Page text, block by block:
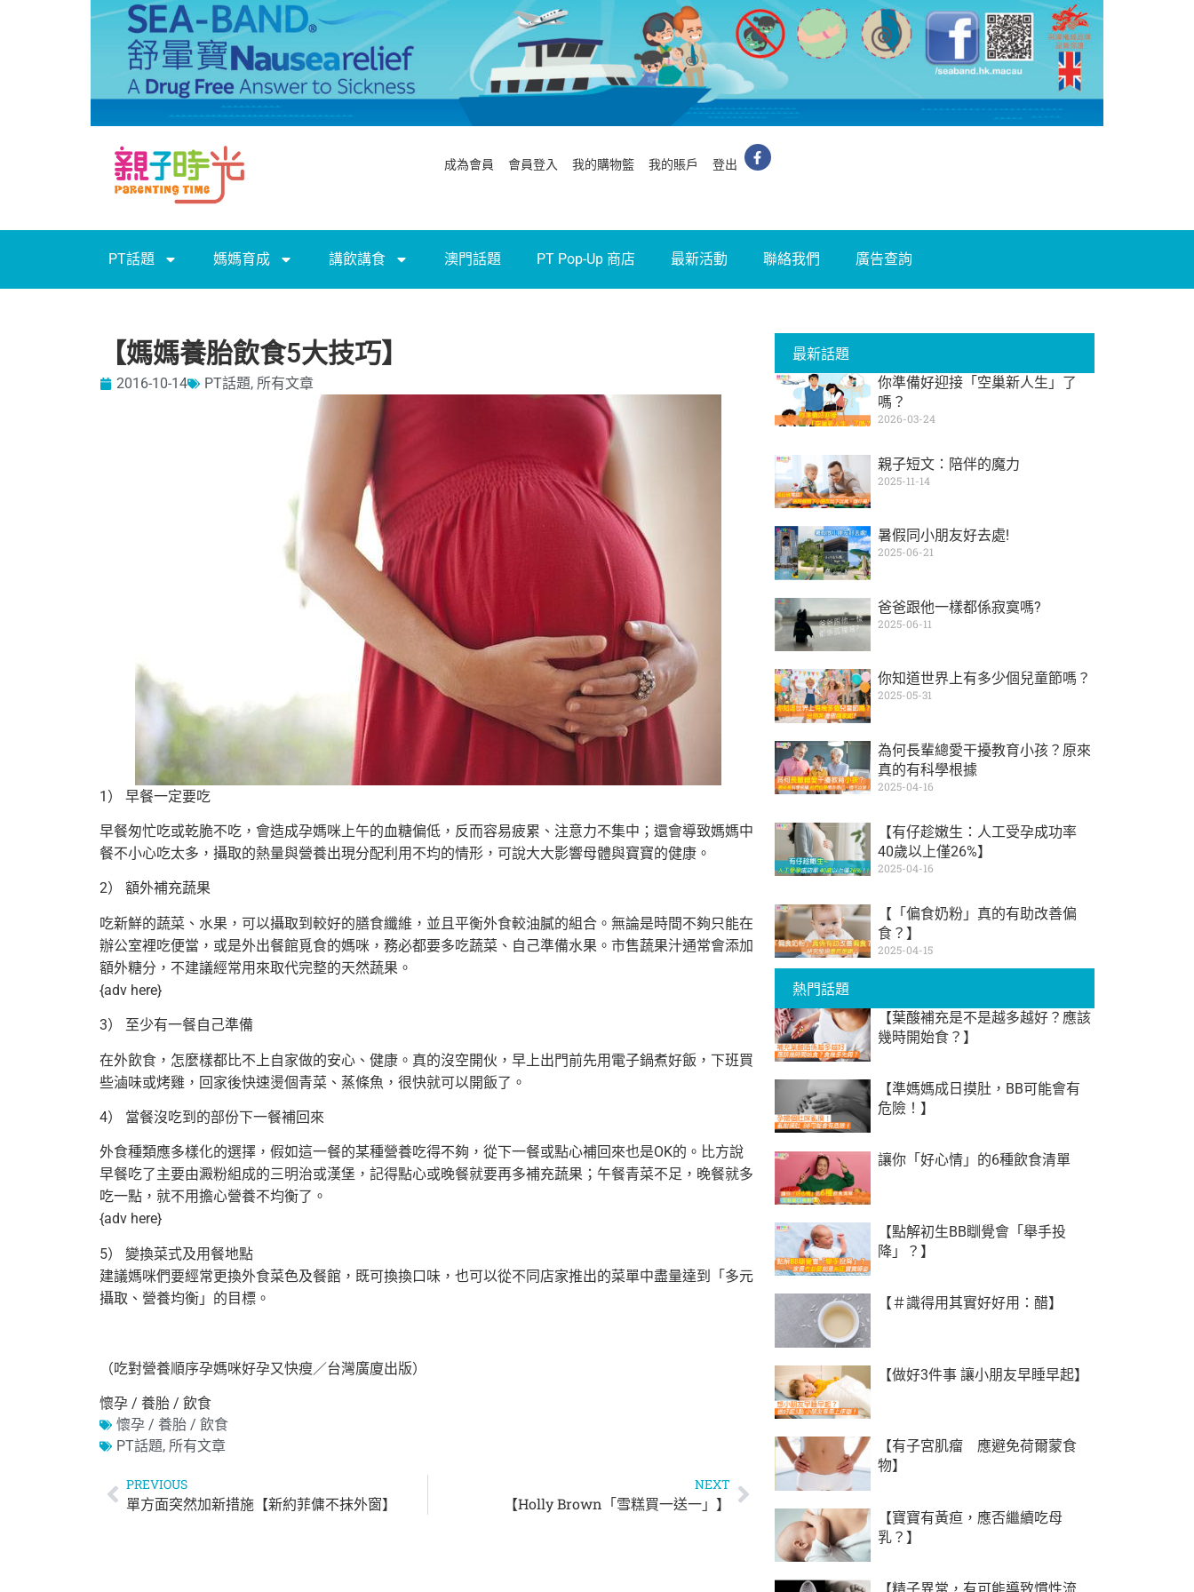
成為會員 會員登入 我的購物籃 我的賬戶 登出
PT話題 媽媽育成 講飲講食 澳門話題 PT Pop-Up 商店 最新活動 聯絡我們 廣告查詢
【媽媽養胎飲食5大技巧】
2016-10-14 PT話題, 所有文章
1） 早餐一定要吃
早餐匆忙吃或乾脆不吃，會造成孕媽咪上午的血糖偏低，反而容易疲累、注意力不集中；還會導致媽媽中
餐不小心吃太多，攝取的熱量與營養出現分配利用不均的情形，可說大大影響母體與寶寶的健康。
2） 額外補充蔬果
吃新鮮的蔬菜、水果，可以攝取到較好的膳食纖維，並且平衡外食較油膩的組合。無論是時間不夠只能在
辦公室裡吃便當， 或是外出餐館覓食的媽咪，務必都要多吃蔬菜、自己準備水果。市售蔬果汁通常會添加
額外糖分，不建議經常用來取代完整的天然蔬果。
{adv here}
3） 至少有一餐自己準備
在外飲食，怎麼樣都比不上自家做的安心、健康。真的沒空開伙，早 上出門前先用電子鍋煮好飯，下班買
些滷味或烤雞，回家後快速燙個青菜、蒸條魚，很快就可以開飯了。
4） 當餐沒吃到的部份下一餐補回來
外食種類應多樣化的選擇，假如這一餐的某種營養吃得不夠，從下一餐或點心補回來也是OK的。比方說
早餐吃了主要由澱粉組成的三明治或漢堡，記得點心或晚餐就要再多補充蔬果；午餐青菜不足，晚餐就多
吃一點，就不用擔心營養不均衡了。
{adv here}
5） 變換菜式及用餐地點
建議媽咪們要經常更換外食菜色及餐館，既可換換口味，也可以從不同店家推出的菜單中盡量達到「多元
攝取、營養均衡」的目標。
（吃對營養順序孕媽咪好孕又快瘦／台灣廣廈出版）
懷孕 / 養胎 / 飲食
懷孕 / 養胎 / 飲食
PT話題, 所有文章
PREVIOUS
單方面突然加新措施【新約菲傭不抹外窗】
NEXT
【Holly Brown「雪糕買一送一」】
最新話題
你準備好迎接「空巢新人生」了
嗎？
2026-03-24
親子短文：陪伴的魔力
2025-11-14
暑假同小朋友好去處!
2025-06-21
爸爸跟他一樣都係寂寞嗎?
2025-06-11
你知道世界上有多少個兒童節嗎？
2025-05-31
為何長輩總愛干擾教育小孩？原來
真的有科學根據
2025-04-16
【有仔趁嫩生：人工受孕成功率
40歲以上僅26%】
2025-04-16
【「偏食奶粉」真的有助改善偏
食？】
2025-04-15
熱門話題
【葉酸補充是不是越多越好？應該
幾時開始食？】
【準媽媽成日摸肚，BB可能會有
危險！】
讓你「好心情」的6種飲食清單
【點解初生BB瞓覺會「舉手投
降」？】
【‪＃‎識得用其實好好用‬：醋】
【做好3件事 讓小朋友早睡早起】
【有子宮肌瘤 應避免荷爾蒙食
物】
【寶寶有黃疸，應否繼續吃母
乳？】